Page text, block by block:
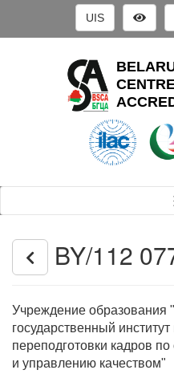
UIS
BY/112
Учреждение образования
государственный
переподготовки кадров
и управлению качеством"